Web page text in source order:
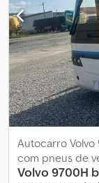
assentos.
incluído. Entrega
Aprovado pela UE
Modelo: BM12M
Automática
Finalidade:
ATS Norway para
Autocarro Volvo
com pneus de
Volvo9700H